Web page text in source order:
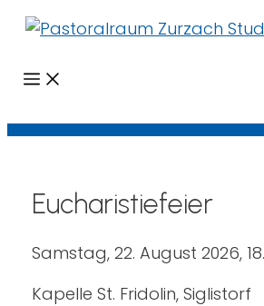
Eucharistiefeier
Samstag, 22. August 2026,
Kapelle St. Fridolin, Siglistorf